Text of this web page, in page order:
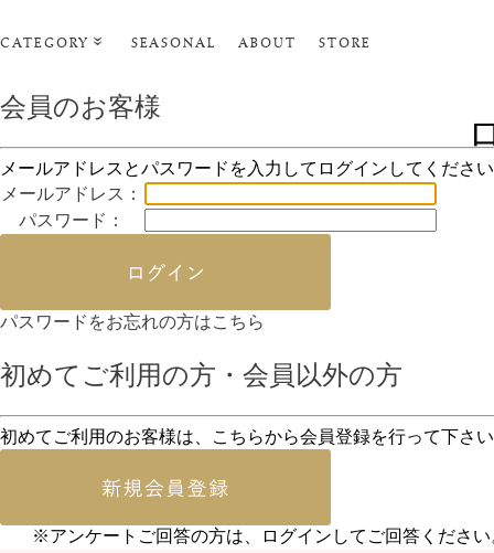
CATEGORY SEASONAL ABOUT STORE
リビンググッズ
ポーチ･トラベルグッズ
ファッショングッズ
会員のお客様
メールアドレスとパスワードを入力してログインしてくださ
メールアドレス：
パスワード：
パスワードをお忘れの方はこちら
初めてご利用の方・会員以外の方
初めてご利用のお客様は、こちらから会員登録を行って下さ
※アンケートご回答の方は、ログインしてご回答ください